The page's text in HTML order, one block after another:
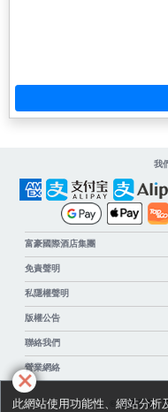
此網站使用功能性、網站分析
富豪國際酒店集團
免責聲明
私隱權聲明
版權公告
聯絡我們
營業網絡
© 版權所有。
我